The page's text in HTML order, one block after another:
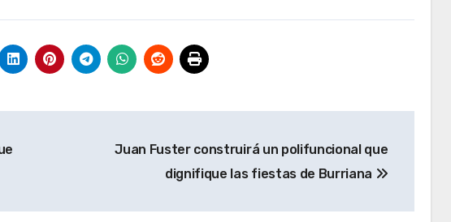
Juan Fuster construirá un polifuncional que
dignifique las fiestas de Burriana